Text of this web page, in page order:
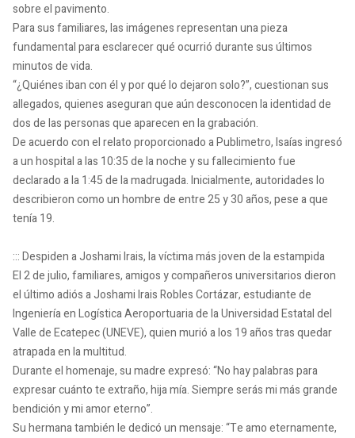
sobre el pavimento.
Para sus familiares, las imágenes representan una pieza
fundamental para esclarecer qué ocurrió durante sus últimos
minutos de vida.
“¿Quiénes iban con él y por qué lo dejaron solo?”, cuestionan sus
allegados, quienes aseguran que aún desconocen la identidad de
dos de las personas que aparecen en la grabación.
De acuerdo con el relato proporcionado a Publimetro, Isaías ingresó
a un hospital a las 10:35 de la noche y su fallecimiento fue
declarado a la 1:45 de la madrugada. Inicialmente, autoridades lo
describieron como un hombre de entre 25 y 30 años, pese a que
tenía 19.
::: Despiden a Joshami Irais, la víctima más joven de la estampida
El 2 de julio, familiares, amigos y compañeros universitarios dieron
el último adiós a Joshami Irais Robles Cortázar, estudiante de
Ingeniería en Logística Aeroportuaria de la Universidad Estatal del
Valle de Ecatepec (UNEVE), quien murió a los 19 años tras quedar
atrapada en la multitud.
Durante el homenaje, su madre expresó: “No hay palabras para
expresar cuánto te extraño, hija mía. Siempre serás mi más grande
bendición y mi amor eterno”.
Su hermana también le dedicó un mensaje: “Te amo eternamente,